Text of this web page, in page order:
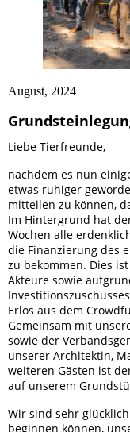
August, 2024
Liebe Tierfreunde,
nachdem es nun
etwas ruhiger
mitteilen zu können,
Im Hintergrund hat
Wochen alle
die Finanzierung des
zu bekommen. Dies
Akteure sowie
Erlös aus dem
Gemeinsam mit
sowie der
unserer Architektin,
weiteren Gästen ist
auf unserem
Wir sind sehr
beginnen können,